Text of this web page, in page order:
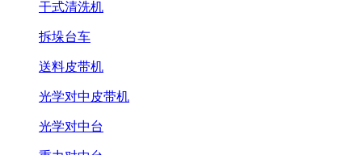
干式清洗机
拆垛台车
送料皮带机
光学对中皮带机
光学对中台